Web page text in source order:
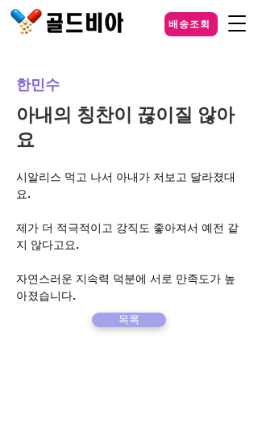
배송조회
한민수
아내의 칭찬이 끊이질 않아
요
시알리스 먹고 나서 아내가 저보고 달라졌대
요.
제가 더 적극적이고 강직도 좋아져서 예전 같
지 않다고요.
자연스러운 지속력 덕분에 서로 만족도가 높
아졌습니다.
목록